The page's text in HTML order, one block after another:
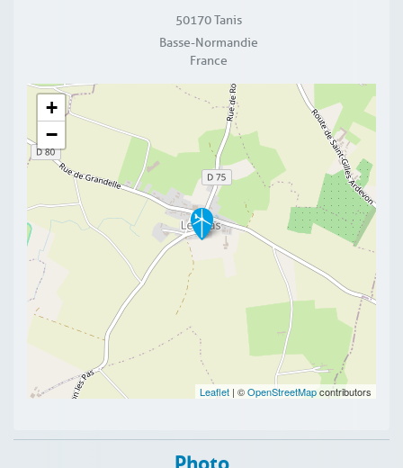
50170 Tanis
Basse-Normandie
France
+
−
Leaflet | ©OpenStreetMapcontributors
Photo